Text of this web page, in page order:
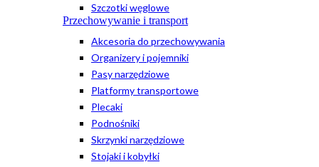
Szczotki węglowe
Przechowywanie i transport
Akcesoria do przechowywania
Organizery i pojemniki
Pasy narzędziowe
Platformy transportowe
Plecaki
Podnośniki
Skrzynki narzędziowe
Stojaki i kobyłki